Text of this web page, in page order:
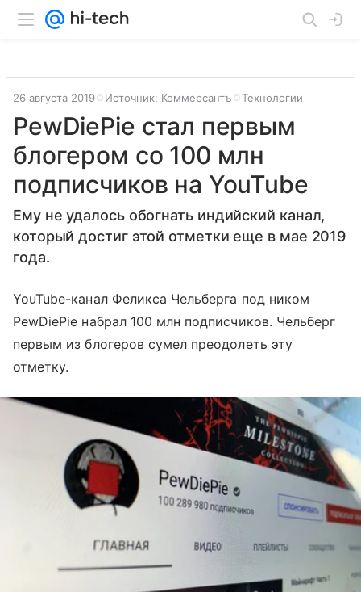
26 августа 2019 Источник: Коммерсантъ Технологии
PewDiePie стал первым
блогером со 100 млн
подписчиков на YouTube
Ему не удалось обогнать индийский канал,
который достиг этой отметки еще в мае 2019
года.
YouTube-канал Феликса Чельберга под ником
PewDiePie набрал 100 млн подписчиков. Чельберг
первым из блогеров сумел преодолеть эту
отметку.